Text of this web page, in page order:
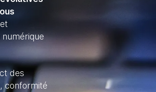
des
conformité